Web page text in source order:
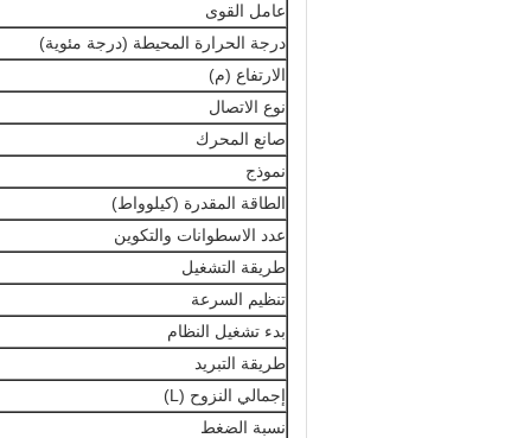
عامل القوى
درجة الحرارة المحيطة (درجة مئوية)
الارتفاع (م)
نوع الاتصال
صانع المحرك
نموذج
الطاقة المقدرة (كيلوواط)
عدد الاسطوانات والتكوين
طريقة التشغيل
تنظيم السرعة
بدء تشغيل النظام
طريقة التبريد
إجمالي النزوح (L)
نسبة الضغط